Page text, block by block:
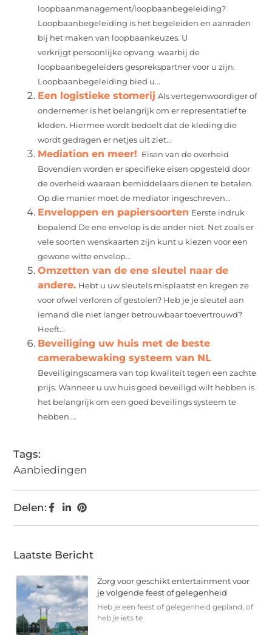
loopbaanmanagement/loopbaanbegeleiding?
Loopbaanbegeleiding is het begeleiden en aanraden
bij het maken van loopbaankeuzes. U
verkrijgt persoonlijke opvang waarbij de
loopbaanbegeleiders gesprekspartner voor u zijn.
Loopbaanbegeleiding bied u...
Een logistieke stomerij Als vertegenwoordiger of
ondernemer is het belangrijk om er representatief te
kleden. Hiermee wordt bedoelt dat de kleding die
wordt gedragen er netjes uit ziet...
Mediation en meer! Eisen van de overheid
Bovendien worden er specifieke eisen opgesteld door
de overheid waaraan bemiddelaars dienen te betalen.
Op die manier moet de mediator ingeschreven...
Enveloppen en papiersoorten Eerste indruk
bepalend De ene envelop is de ander niet. Net zoals er
vele soorten wenskaarten zijn kunt u kiezen voor een
gewone witte envelop...
Omzetten van de ene sleutel naar de
andere. Hebt u uw sleutels misplaatst en kregen ze
voor ofwel verloren of gestolen? Heb je je sleutel aan
iemand die niet langer betrouwbaar toevertrouwd?
Heeft...
Beveiliging uw huis met de beste
camerabewaking systeem van NL
Beveiligingscamera van top kwaliteit tegen een zachte
prijs. Wanneer u uw huis goed beveiligd wilt hebben is
het belangrijk om een goed beveilings systeem te
hebben....
Tags:
Aanbiedingen
Delen:
Laatste Bericht
Zorg voor geschikt entertainment voor
je volgende feest of gelegenheid
Heb je een feest of gelegenheid gepland, of
heb je iets te